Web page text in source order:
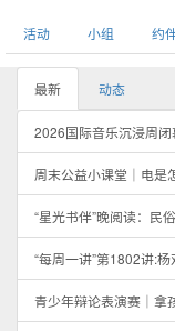
活动 小组 约
最新 动态
2026国际音乐沉浸周
周末公益小课堂｜电是
“星光书伴”晚阅读：民
“每周一讲”第1802讲:
青少年辩论表演赛｜拿